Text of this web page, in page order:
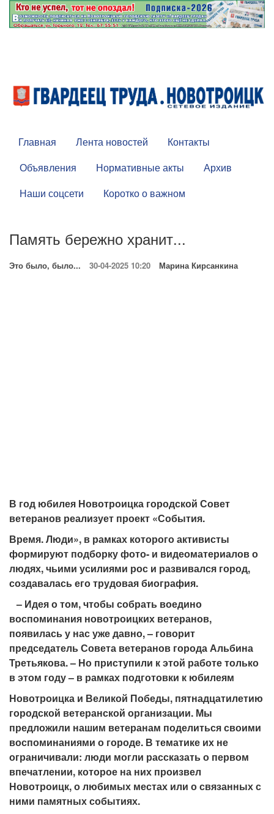
Главная Лента новостей
Контакты
Объявления
Нормативные акты
Архив
Наши соцсети
Коротко о важном
Память бережно хранит...
Это было, было... 30-04-2025 10:20 Марина Кирсанкина
В год юбилея Новотроицка городской Совет
ветеранов реализует проект «События.
Время. Люди», в рамках которого активисты
формируют подборку фото- и видеоматериалов о
людях, чьими усилиями рос и развивался город,
создавалась его трудовая биография.
– Идея о том, чтобы собрать воедино
воспоминания новотроицких ветеранов,
появилась у нас уже давно, – говорит
председатель Совета ветеранов города Альбина
Третьякова. – Но приступили к этой работе только
в этом году – в рамках подготовки к юбилеям
Новотроицка и Великой Победы, пятнадцатилетию
городской ветеранской организации. Мы
предложили нашим ветеранам поделиться своими
воспоминаниями о городе. В тематике их не
ограничивали: люди могли рассказать о первом
впечатлении, которое на них произвел
Новотроицк, о любимых местах или о связанных с
ними памятных событиях.